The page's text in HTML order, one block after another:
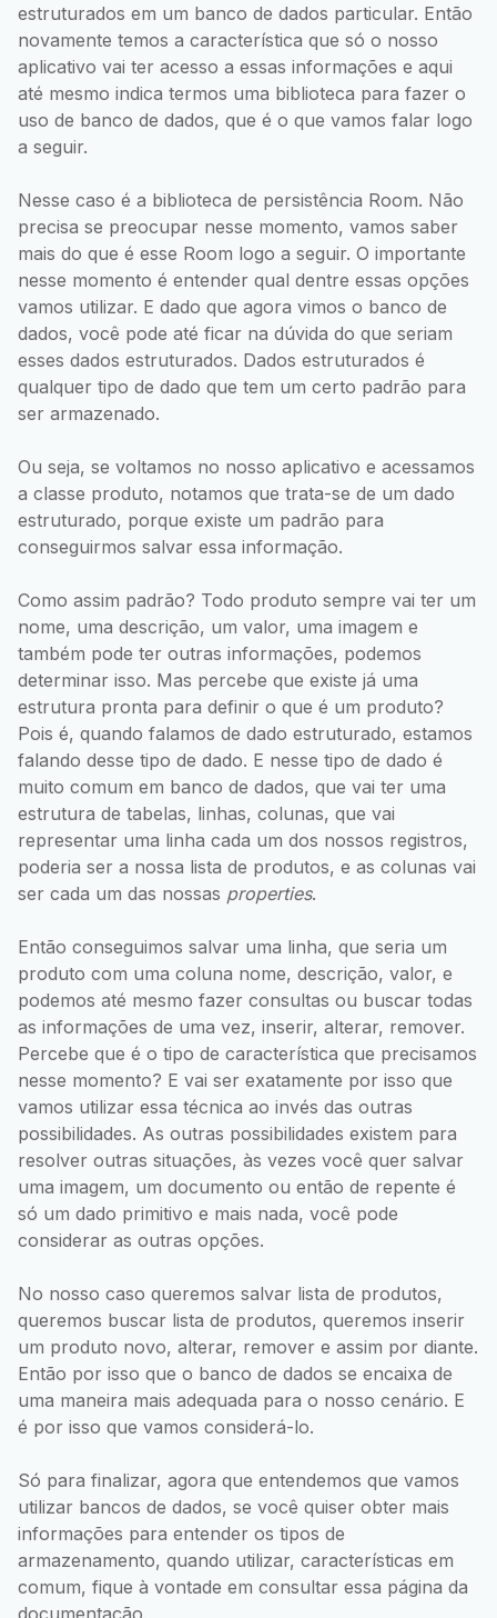
estruturados em um banco de dados particular. Então
novamente temos a característica que só o nosso
aplicativo vai ter acesso a essas informações e aqui
até mesmo indica termos uma biblioteca para fazer o
uso de banco de dados, que é o que vamos falar logo
a seguir.
Nesse caso é a biblioteca de persistência Room. Não
precisa se preocupar nesse momento, vamos saber
mais do que é esse Room logo a seguir. O importante
nesse momento é entender qual dentre essas opções
vamos utilizar. E dado que agora vimos o banco de
dados, você pode até ficar na dúvida do que seriam
esses dados estruturados. Dados estruturados é
qualquer tipo de dado que tem um certo padrão para
ser armazenado.
Ou seja, se voltamos no nosso aplicativo e acessamos
a classe produto, notamos que trata-se de um dado
estruturado, porque existe um padrão para
conseguirmos salvar essa informação.
Como assim padrão? Todo produto sempre vai ter um
nome, uma descrição, um valor, uma imagem e
também pode ter outras informações, podemos
determinar isso. Mas percebe que existe já uma
estrutura pronta para definir o que é um produto?
Pois é, quando falamos de dado estruturado, estamos
falando desse tipo de dado. E nesse tipo de dado é
muito comum em banco de dados, que vai ter uma
estrutura de tabelas, linhas, colunas, que vai
representar uma linha cada um dos nossos registros,
poderia ser a nossa lista de produtos, e as colunas vai
ser cada um das nossas properties.
Então conseguimos salvar uma linha, que seria um
produto com uma coluna nome, descrição, valor, e
podemos até mesmo fazer consultas ou buscar todas
as informações de uma vez, inserir, alterar, remover.
Percebe que é o tipo de característica que precisamos
nesse momento? E vai ser exatamente por isso que
vamos utilizar essa técnica ao invés das outras
possibilidades. As outras possibilidades existem para
resolver outras situações, às vezes você quer salvar
uma imagem, um documento ou então de repente é
só um dado primitivo e mais nada, você pode
considerar as outras opções.
No nosso caso queremos salvar lista de produtos,
queremos buscar lista de produtos, queremos inserir
um produto novo, alterar, remover e assim por diante.
Então por isso que o banco de dados se encaixa de
uma maneira mais adequada para o nosso cenário. E
é por isso que vamos considerá-lo.
Só para finalizar, agora que entendemos que vamos
utilizar bancos de dados, se você quiser obter mais
informações para entender os tipos de
armazenamento, quando utilizar, características em
comum, fique à vontade em consultar essa página da
documentação.